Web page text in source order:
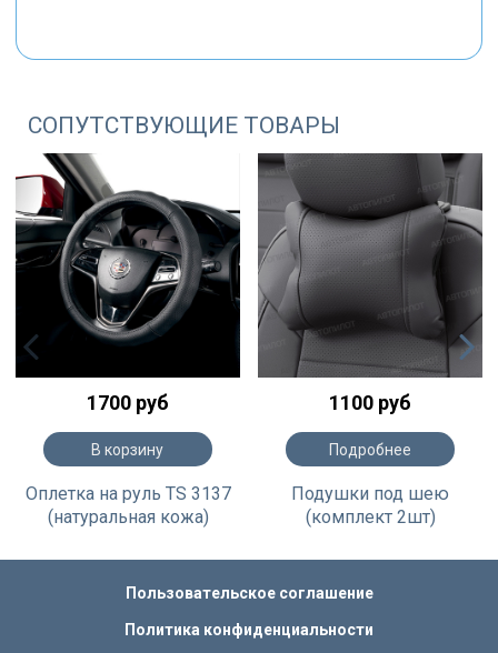
СОПУТСТВУЮЩИЕ ТОВАРЫ
1700 руб
В корзину
Оплетка на руль TS 3137
(натуральная кожа)
1100 руб
Подробнее
Подушки под шею
(комплект 2шт)
Пользовательское соглашение
Политика конфиденциальности